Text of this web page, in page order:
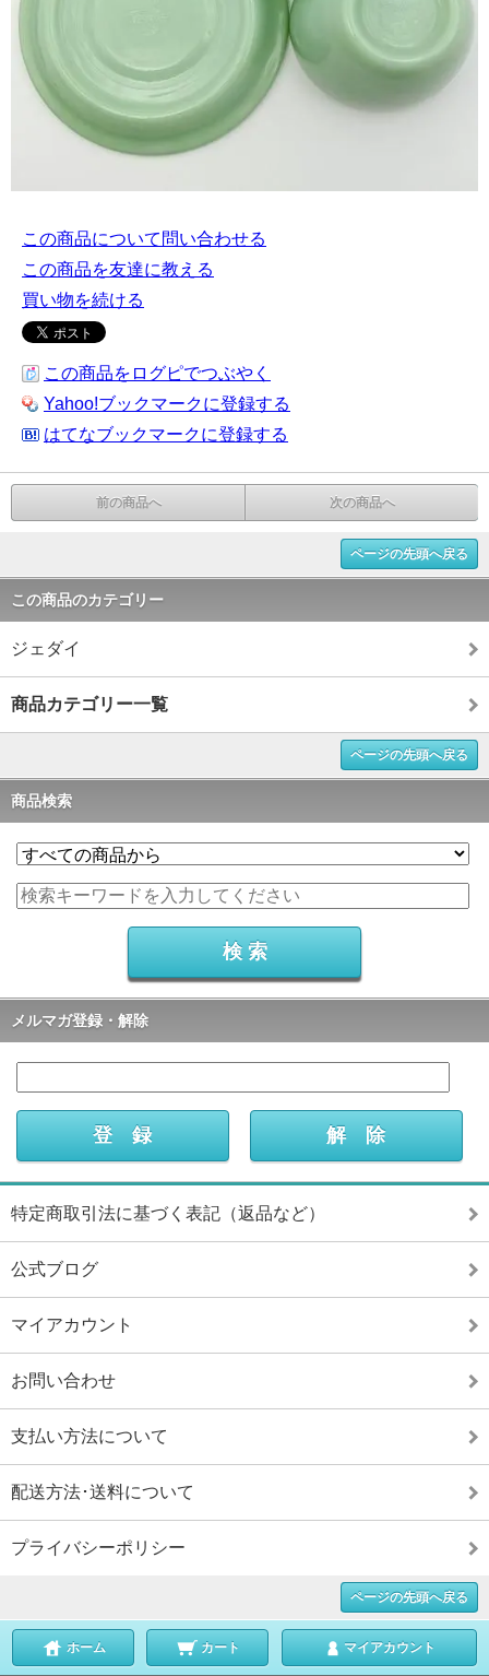
この商品について問い合わせる
この商品を友達に教える
買い物を続ける
この商品をログピでつぶやく
Yahoo!ブックマークに登録する
はてなブックマークに登録する
前の商品へ 次の商品へ
ページの先頭へ戻る
この商品のカテゴリー
ジェダイ
商品カテゴリー一覧
ページの先頭へ戻る
商品検索
メルマガ登録・解除
特定商取引法に基づく表記（返品など）
公式ブログ
マイアカウント
お問い合わせ
支払い方法について
配送方法･送料について
プライバシーポリシー
ページの先頭へ戻る
ホーム カート マイアカウント